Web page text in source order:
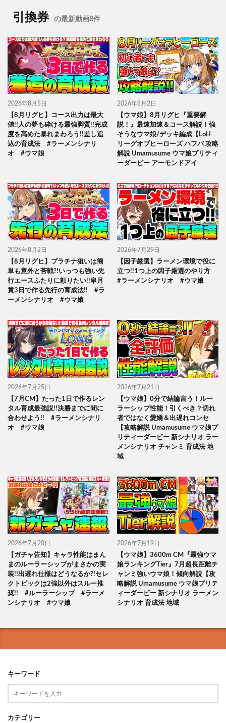
引換券 の最新動画8件
2026年8月5日
【8月リグヒ】コース出力は最大
値!!人の夢も砕ける最強脚質!!完成
度を高めた暴れまわろう!!差し追
込の育成法 #ラーメンシナリ
オ #ウマ娘
2026年8月2日
【ウマ娘】8月リグヒ『重要解
説！』最速加速＆コース解説！強
そうなウマ娘/デッキ編成【LoH
リーグオブヒーローズ ハフバ 攻略
解説 Umamusume ウマ娘プリティ
ーダービー アーモンドアイ
2026年8月2日
【8月リグヒ】プラチナ狙いは簡
単も意外と苦戦?!いっつも強い先
行エースふたりに頼りたい!!皐月
賞3日で作る先行の育成法!! #ラ
ーメンシナリオ #ウマ娘
2026年7月29日
【因子厳選】ラーメン環境で役に
立つ!!1つ上の因子厳選のやり方
#ラーメンシナリオ #ウマ娘
2026年7月25日
【7月CM】たった1日で作るレン
タル育成最強説!!決勝までに間に
合わせよう!! #ラーメンシナリ
オ #ウマ娘
2026年7月21日
【ウマ娘】0分で結論言う！ルー
ラーシップ性能！引くべき？切れ
者ではなく愛嬌＆出遅れコンセ
【攻略解説 Umamusume ウマ娘プ
リティーダービー 新シナリオ ラー
メンシナリオ チャンミ 育成法 地
域
2026年7月20日
【ガチャ告知】キャラ性能はまん
まのルーラーシップがまさかの実
装!!出遅れ仕様はどうなるか?!セレ
クトピックは2強以外はスルー推
奨!! #ルーラーシップ #ラーメ
ンシナリオ #ウマ娘
2026年7月19日
【ウマ娘】3600m CM『最強ウマ
娘ランキングTier』7月超長距離チ
ャンミ強いウマ娘！傾向解説【攻
略解説 Umamusume ウマ娘プリテ
ィーダービー 新シナリオ ラーメン
シナリオ 育成法 地域
キーワード
カテゴリー